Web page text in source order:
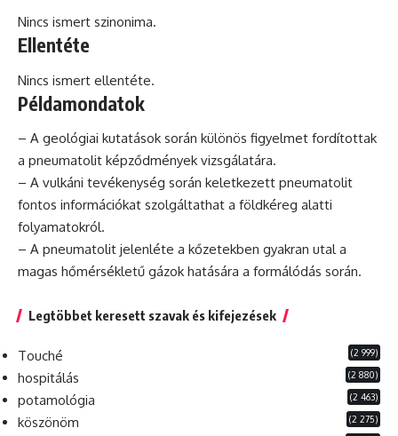
Nincs ismert szinonima.
Ellentéte
Nincs ismert ellentéte.
Példamondatok
– A geológiai kutatások során különös figyelmet fordítottak
a pneumatolit képződmények vizsgálatára.
– A vulkáni tevékenység során keletkezett pneumatolit
fontos információkat szolgáltathat a földkéreg alatti
folyamatokról.
– A pneumatolit jelenléte a kőzetekben gyakran utal a
magas hőmérsékletű gázok hatására a formálódás során.
Legtöbbet keresett szavak és kifejezések
Touché (2 999)
hospitálás (2 880)
potamológia (2 463)
köszönöm (2 275)